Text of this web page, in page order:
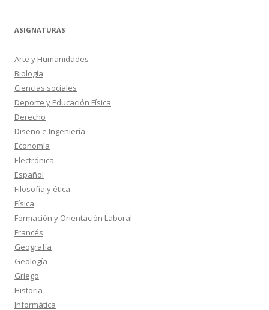
ASIGNATURAS
Arte y Humanidades
Biología
Ciencias sociales
Deporte y Educación Física
Derecho
Diseño e Ingeniería
Economía
Electrónica
Español
Filosofía y ética
Física
Formación y Orientación Laboral
Francés
Geografía
Geología
Griego
Historia
Informática